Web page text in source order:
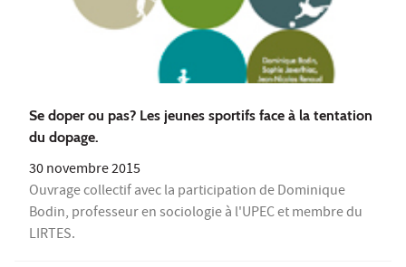
Se doper ou pas? Les jeunes sportifs face à la tentation
du dopage.
30 novembre 2015
Ouvrage collectif avec la participation de Dominique
Bodin, professeur en sociologie à l'UPEC et membre du
LIRTES.